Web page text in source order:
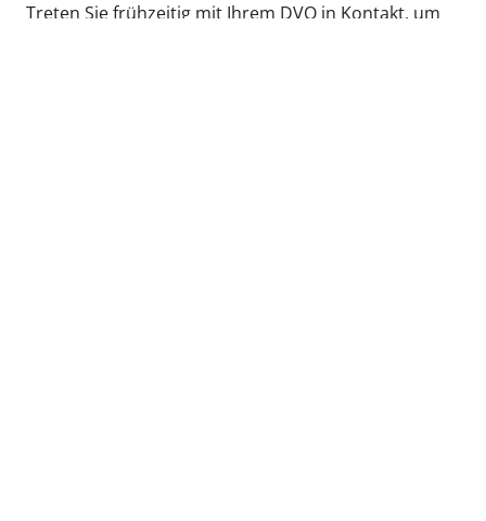
Treten Sie frühzeitig mit Ihrem DVO in Kontakt, um